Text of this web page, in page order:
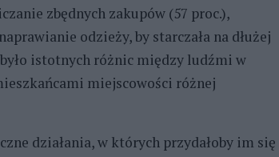
zbędnych zakupów (57 proc.),
odzieży, by starczała na dłużej
istotnych różnic między ludźmi w
miejscowości różnej
działania, w których przydałoby im się